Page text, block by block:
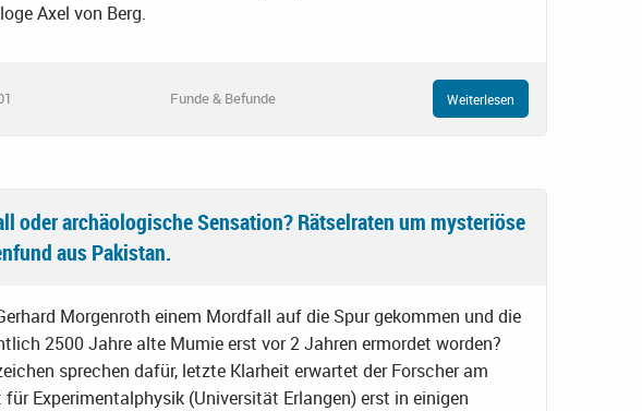
Axel von Berg.
Funde & Befunde Weiterlesen
oder archäologische Sensation? Rätselraten um mysteriöse
aus Pakistan.
Morgenroth einem Mordfall auf die Spur gekommen und die
2500 Jahre alte Mumie erst vor 2 Jahren ermordet worden?
sprechen dafür, letzte Klarheit erwartet der Forscher am
Experimentalphysik (Universität Erlangen) erst in einigen